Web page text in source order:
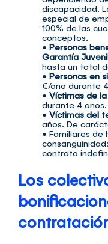
discapacidad.
especial de
100% de las
conceptos.
• Personas
Garantía
hasta un total
• Personas en
€/año durante
• Víctimas de
durante 4
• Víctimas del
años. De
• Familiares
contrato
Los